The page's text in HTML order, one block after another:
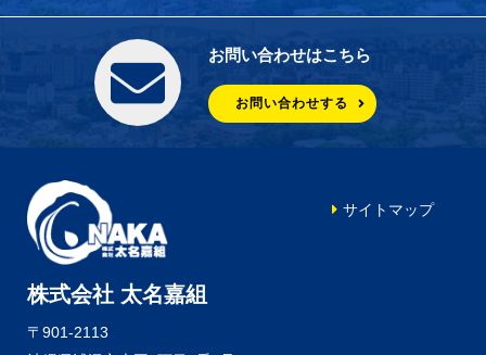
お問い合わせはこちら
お問い合わせする
株式会社 太名嘉組
〒901-2113
サイトマップ